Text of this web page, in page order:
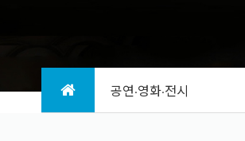
공연·영화·전시